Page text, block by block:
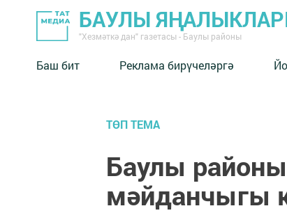
БАУЛЫ
"Хезмәткә дан" газетасы - Баулы районы
Баш бит Реклама бирүчеләргә
ТӨП ТЕМА
Баулы
мәйданчыгы